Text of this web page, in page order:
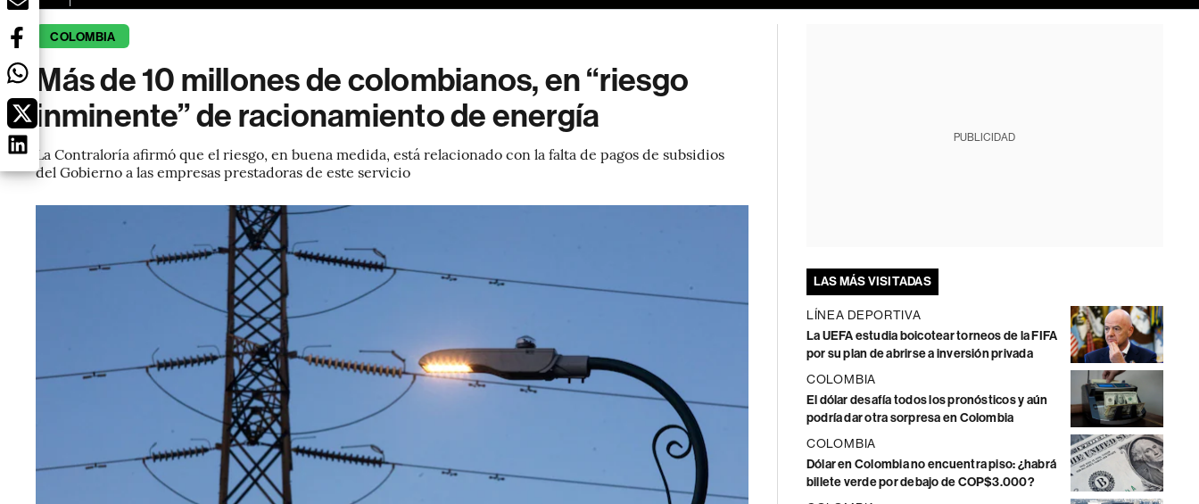
COLOMBIA
Más de 10 millones de colombianos, en “riesgo
inminente” de racionamiento de energía
La Contraloría afirmó que el riesgo, en buena medida, está relacionado con la falta de pagos de subsidios
del Gobierno a las empresas prestadoras de este servicio
PUBLICIDAD
LAS MÁS VISITADAS
LÍNEA DEPORTIVA
La UEFA estudia boicotear torneos de la FIFA
por su plan de abrirse a inversión privada
COLOMBIA
El dólar desafía todos los pronósticos y aún
podría dar otra sorpresa en Colombia
COLOMBIA
Dólar en Colombia no encuentra piso: ¿habrá
billete verde por debajo de COP$3.000?